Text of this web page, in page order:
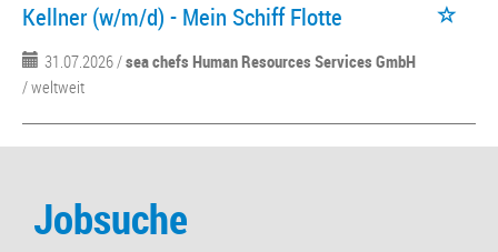
Kellner (w/m/d) - Mein Schiff Flotte
31.07.2026 /sea chefs Human Resources Services GmbH
/ weltweit
Jobsuche